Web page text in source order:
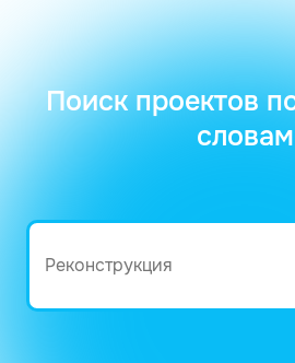
Поиск проектов
словам